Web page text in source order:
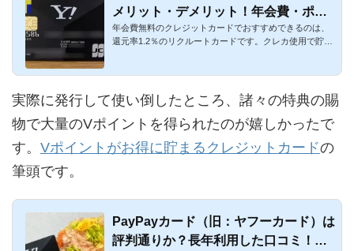
メリット・デメリット！年会費・ポイ
ント・特典を解説
年会費無料のクレジットカードでおすすめできるのは、
還元率1.2％のリクルートカードです。クレカ使用で貯ま
実際に発行して使い倒したところ、諸々の特典の賜
物で大量のVポイントを得られたのが嬉しかったで
す。 Vポイントがお得に貯まるクレジットカードの
筆頭です。
PayPayカード（旧：ヤフーカード）は
評判通りか？長年利用した口コミ！悪